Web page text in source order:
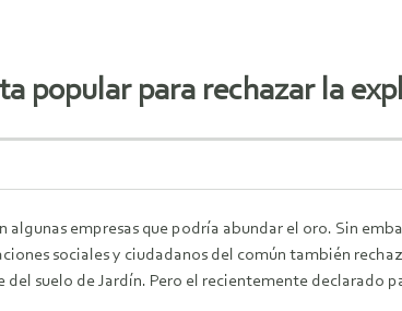
popular para rechazar la
empresas que podría abundar el oro. Sin
sociales y ciudadanos del común también
suelo de Jardín. Pero el recientemente declarado